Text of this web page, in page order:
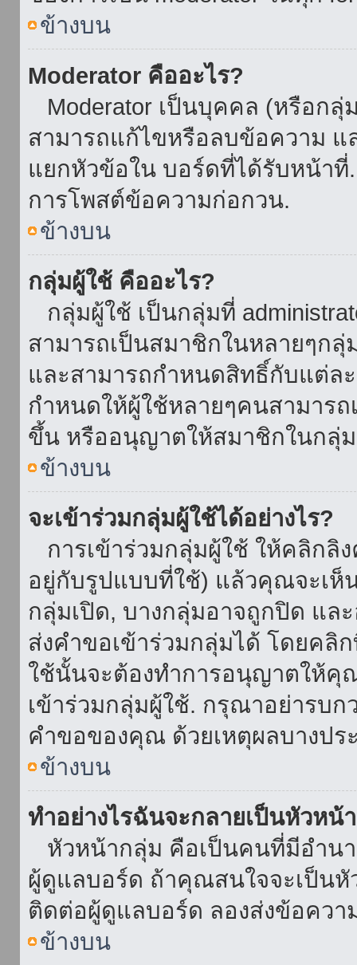
ข้างบน
Moderator คืออะไร?
Moderator เป็นบุคคล (หรือก
สามารถแก้ไขหรือลบข้อความ แ
แยกหัวข้อใน บอร์ดที่ได้รับหน้าที่
การโพสต์ข้อความก่อกวน.
ข้างบน
กลุ่มผู้ใช้ คืออะไร?
กลุ่มผู้ใช้ เป็นกลุ่มที่
สามารถเป็นสมาชิกในหลายๆก
และสามารถกำหนดสิทธิ์กับแต่ล
กำหนดให้ผู้ใช้หลายๆคนสามารถ
ขึ้น หรืออนุญาตให้สมาชิกในกลุ่ม
ข้างบน
จะเข้าร่วมกลุ่มผู้ใช้ได้อย่างไร?
การเข้าร่วมกลุ่มผู้ใช้ ให้คลิก
อยู่กับรูปแบบที่ใช้) แล้วคุณจะเห็
กลุ่มเปิด, บางกลุ่มอาจถูกปิด แ
ส่งคำขอเข้าร่วมกลุ่มได้ โดยคลิ
ใช้นั้นจะต้องทำการอนุญาตให้คุ
เข้าร่วมกลุ่มผู้ใช้. กรุณาอย่ารบก
คำขอของคุณ ด้วยเหตุผลบางปร
ข้างบน
ทำอย่างไรฉันจะกลายเป็นหัวหน้
หัวหน้ากลุ่ม คือเป็นคนที่มีอำนา
ผู้ดูแลบอร์ด ถ้าคุณสนใจจะเป็น
ติดต่อผู้ดูแลบอร์ด ลองส่งข้อคว
ข้างบน